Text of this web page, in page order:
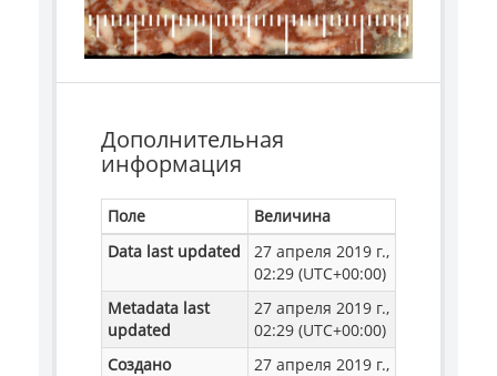
Дополнительная
информация
Поле
Величина
Data last updated
27 апреля 2019 г.,
02:29 (UTC+00:00)
Metadata last
updated
27 апреля 2019 г.,
02:29 (UTC+00:00)
Создано
27 апреля 2019 г.,